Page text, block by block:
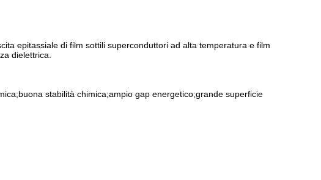
epitassiale di film sottili superconduttori ad alta temperatura e film
dielettrica.
stabilità chimica;ampio gap energetico;grande superficie